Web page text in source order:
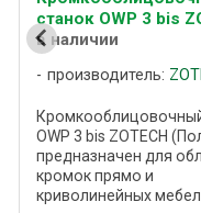
станок OWP 3 bis
в наличии
производитель:
OWP 3 bis ZOTECH
предназначен для
кромок прямо и
криволинейных